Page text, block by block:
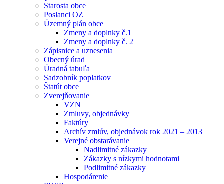
Starosta obce
Poslanci OZ
Územný plán obce
Zmeny a doplnky č.1
Zmeny a doplnky č. 2
Zápisnice a uznesenia
Obecný úrad
Úradná tabuľa
Sadzobník poplatkov
Štatút obce
Zverejňovanie
VZN
Zmluvy, objednávky
Faktúry
Archív zmlúv, objednávok rok 2021 – 2013
Verejné obstarávanie
Nadlimitné zákazky
Zákazky s nízkymi hodnotami
Podlimitné zákazky
Hospodárenie